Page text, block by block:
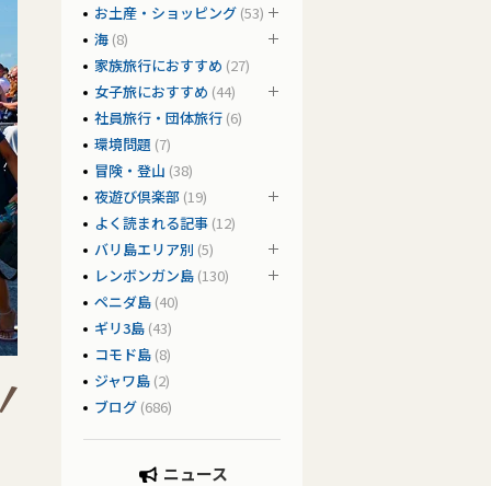
お土産・ショッピング (53)
海 (8)
家族旅行におすすめ (27)
女子旅におすすめ (44)
社員旅行・団体旅行 (6)
環境問題 (7)
冒険・登山 (38)
夜遊び倶楽部 (19)
よく読まれる記事 (12)
バリ島エリア別 (5)
レンボンガン島 (130)
ペニダ島 (40)
ギリ3島 (43)
コモド島 (8)
ジャワ島 (2)
ブログ (686)
ニュース